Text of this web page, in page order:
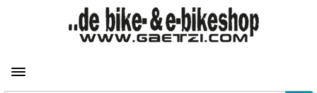
Toggle navigation